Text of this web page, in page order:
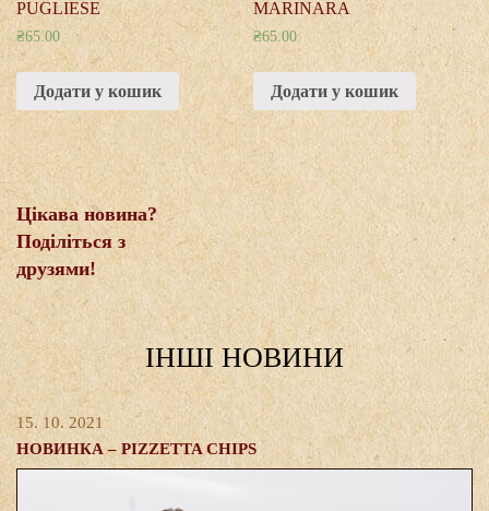
PUGLIESE
₴65.00
Додати у кошик
MARINARA
₴65.00
Додати у кошик
Цікава новина?
Поділіться з
друзями!
IНШI НОВИНИ
15. 10. 2021
НОВИНКА – PIZZETTA CHIPS